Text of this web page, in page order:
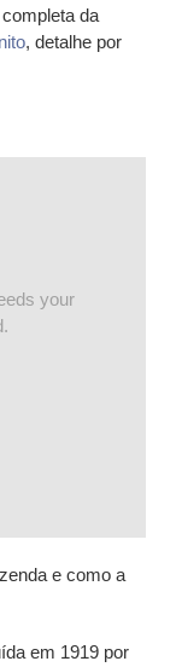
da
, detalhe por
your
e como a
em 1919 por